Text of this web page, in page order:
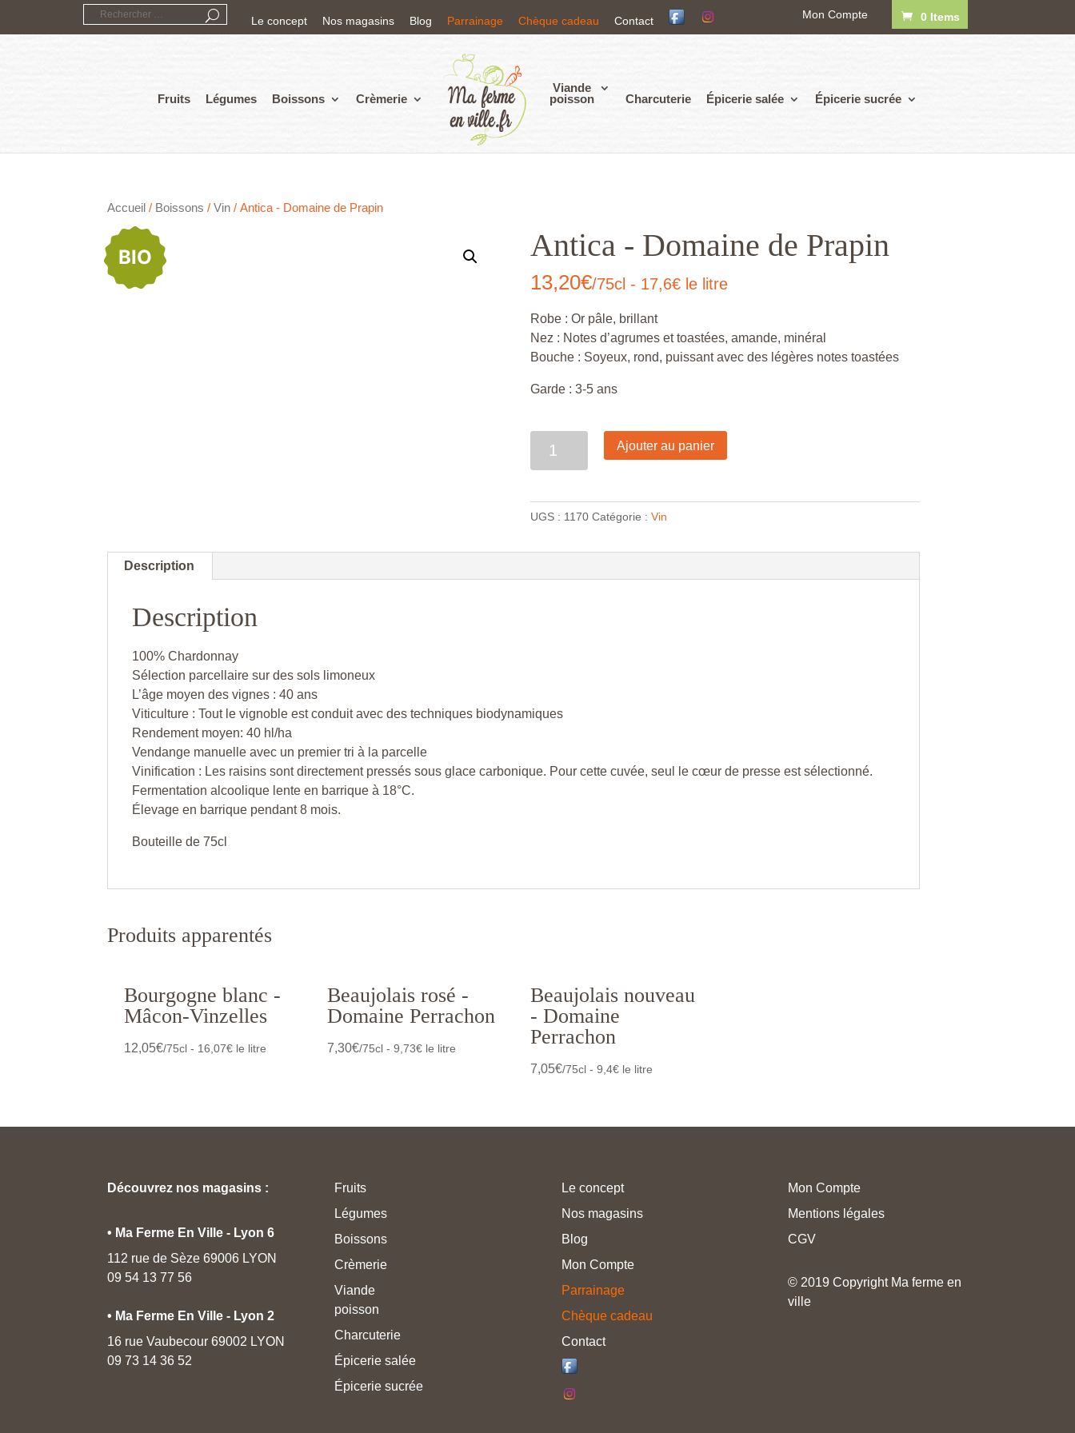
Le concept Nos magasins Blog Mon Compte
Parrainage Chèque cadeau Contact 0 Items
Fruits Légumes Boissons Crèmerie
Viande
poisson
Charcuterie Épicerie salée Épicerie sucrée
Accueil / Boissons /Vin / Antica - Domaine de Prapin
BIO Antica - Domaine de Prapin
13,20€/75cl - 17,6€ le litre
Robe : Or pâle, brillant
Nez : Notes d’agrumes et toastées, amande, minéral
Bouche : Soyeux, rond, puissant avec des légères notes toastées
Garde : 3-5 ans
Ajouter au panier
UGS : 1170 Catégorie : Vin
Description
Description
100% Chardonnay
Sélection parcellaire sur des sols limoneux
L’âge moyen des vignes : 40 ans
Viticulture : Tout le vignoble est conduit avec des techniques biodynamiques
Rendement moyen: 40 hl/ha
Vendange manuelle avec un premier tri à la parcelle
Vinification : Les raisins sont directement pressés sous glace carbonique. Pour cette cuvée, seul le cœur de presse est sélectionné.
Fermentation alcoolique lente en barrique à 18°C.
Élevage en barrique pendant 8 mois.
Bouteille de 75cl
Produits apparentés
Bourgogne blanc -
Mâcon-Vinzelles
12,05€/75cl - 16,07€ le litre
Beaujolais rosé -
Domaine Perrachon
7,30€/75cl - 9,73€ le litre
Beaujolais nouveau
- Domaine
Perrachon
7,05€/75cl - 9,4€ le litre
Découvrez nos magasins :
• Ma Ferme En Ville - Lyon 6
112 rue de Sèze 69006 LYON
09 54 13 77 56
• Ma Ferme En Ville - Lyon 2
16 rue Vaubecour 69002 LYON
09 73 14 36 52
Fruits
Légumes
Boissons
Crèmerie
Viande
poisson
Charcuterie
Épicerie salée
Épicerie sucrée
Le concept
Nos magasins
Blog
Mon Compte
Parrainage
Chèque cadeau
Contact
Mon Compte
Mentions légales
CGV
© 2019 Copyright Ma ferme en
ville